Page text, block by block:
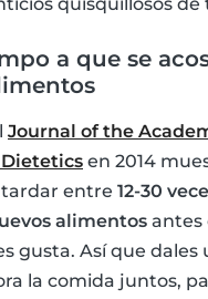
a que se
Journal of the
en 2014
entre 12-30
alimentos antes
gusta. Así que dales
la comida juntos,